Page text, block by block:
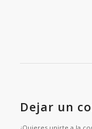
Dejar un